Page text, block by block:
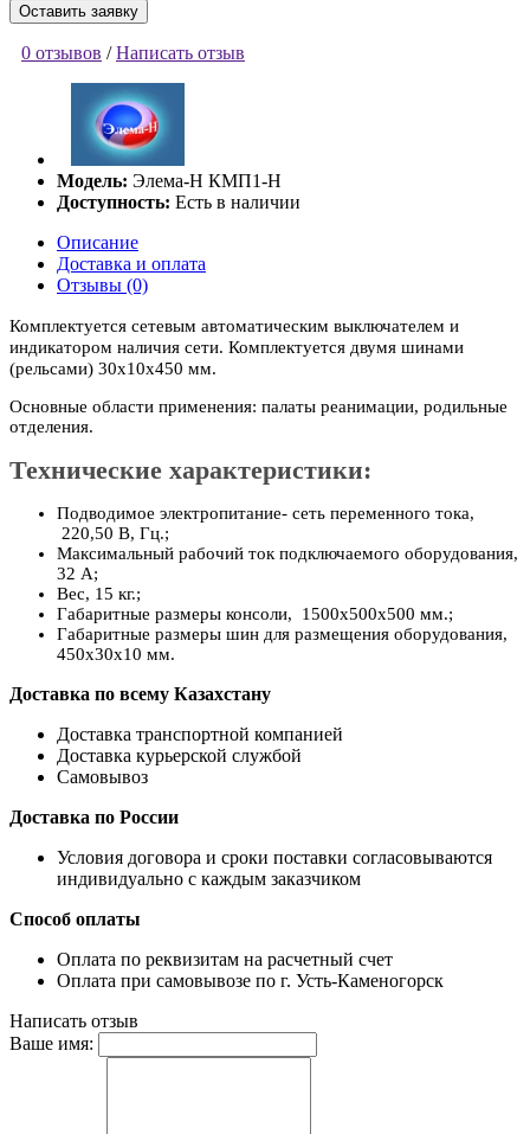
Оставить заявку
0 отзывов /Написать отзыв
Модель: Элема-Н КМП1-Н
Доступность: Есть в наличии
Описание
Доставка и оплата
Отзывы (0)
Комплектуется сетевым автоматическим выключателем и
индикатором наличия сети. Комплектуется двумя шинами
(рельсами) 30х10х450 мм.
Основные области применения: палаты реанимации, родильные
отделения.
Технические характеристики:
Подводимое электропитание- сеть переменного тока,
220,50 В, Гц.;
Максимальный рабочий ток подключаемого оборудования,
32 А;
Вес, 15 кг.;
Габаритные размеры консоли, 1500х500х500 мм.;
Габаритные размеры шин для размещения оборудования,
450х30х10 мм.
Доставка по всему Казахстану
Доставка транспортной компанией
Доставка курьерской службой
Самовывоз
Доставка по России
Условия договора и сроки поставки согласовываются
индивидуально с каждым заказчиком
Способ оплаты
Оплата по реквизитам на расчетный счет
Оплата при самовывозе по г. Усть-Каменогорск
Написать отзыв
Ваше имя: